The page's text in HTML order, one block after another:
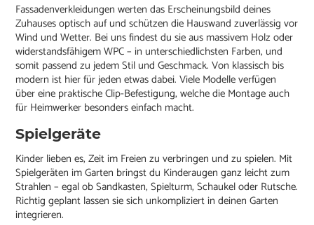
Fassadenverkleidungen werten das Erscheinungsbild deines
Zuhauses optisch auf und schützen die Hauswand zuverlässig vor
Wind und Wetter. Bei uns findest du sie aus massivem Holz oder
widerstandsfähigem WPC – in unterschiedlichsten Farben, und
somit passend zu jedem Stil und Geschmack. Von klassisch bis
modern ist hier für jeden etwas dabei. Viele Modelle verfügen
über eine praktische Clip-Befestigung, welche die Montage auch
für Heimwerker besonders einfach macht.
Spielgeräte
Kinder lieben es, Zeit im Freien zu verbringen und zu spielen. Mit
Spielgeräten im Garten bringst du Kinderaugen ganz leicht zum
Strahlen – egal ob Sandkasten, Spielturm, Schaukel oder Rutsche.
Richtig geplant lassen sie sich unkompliziert in deinen Garten
integrieren.